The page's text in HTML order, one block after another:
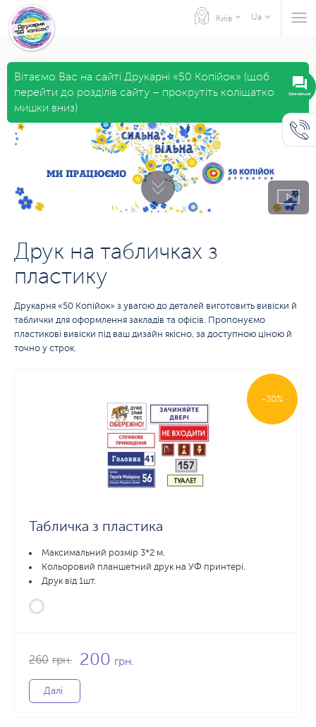
Київ Ua
Вітаємо Вас на сайті Друкарні «50 Копійок» (щоб
перейти до розділів сайту – прокрутіть коліщатко
мишки вниз)
Друк на табличках з
пластику
Друкарня «50 Копійок» з увагою до деталей виготовить вивіски й
таблички для оформлення закладів та офісів. Пропонуємо
пластикові вивіски під ваш дизайн якісно, за доступною ціною й
точно у строк.
-30%
Табличка з пластика
Максимальний розмір 3*2 м.
Кольоровий планшетний друк на УФ принтері.
Друк від 1шт.
260 грн. 200 грн.
Далі
Связаться